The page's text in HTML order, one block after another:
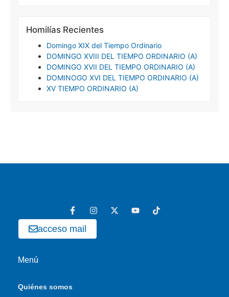
Homilías Recientes
Domingo XIX del Tiempo Ordinario
DOMINGO XVIII DEL TIEMPO ORDINARIO (A)
DOMINGO XVII DEL TIEMPO ORDINARIO (A)
DOMINOGO XVI DEL TIEMPO ORDINARIO (A)
XV TIEMPO ORDINARIO (A)
acceso mail
Menú
Quiénes somos